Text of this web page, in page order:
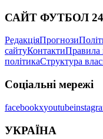
САЙТ ФУТБОЛ 24
РедакціяПрогнози
сайтуКонтактиПравила
політикаСтруктура
Соціальні мережі
facebookxyoutube
УКРАЇНА